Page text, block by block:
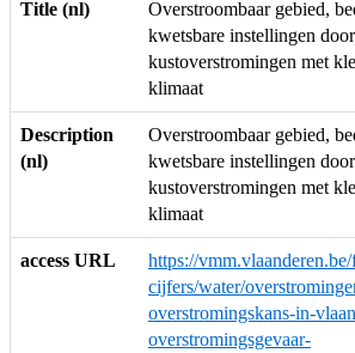
Title (nl)
Overstroombaar gebied,
kwetsbare instellingen
kustoverstromingen met
klimaat
Description
(nl)
Overstroombaar gebied,
kwetsbare instellingen
kustoverstromingen met
klimaat
access URL
https://
cijfers/water/
overstromingskans-in-
overstromingsgevaar-